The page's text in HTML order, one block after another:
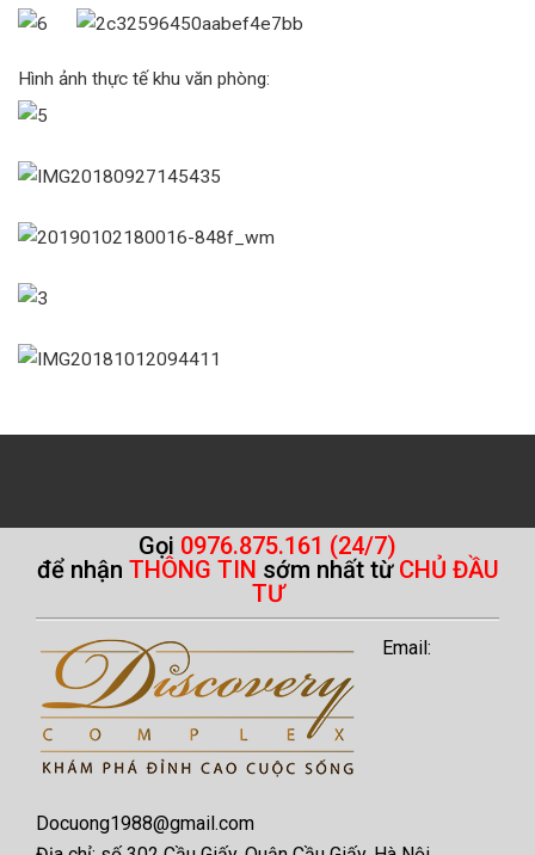
Hình ảnh thực tế khu văn phòng:
Gọi 0976.875.161 (24/7)
để nhận THÔNG TIN sớm nhất từ CHỦ ĐẦU
TƯ
Email:
Docuong1988@gmail.com